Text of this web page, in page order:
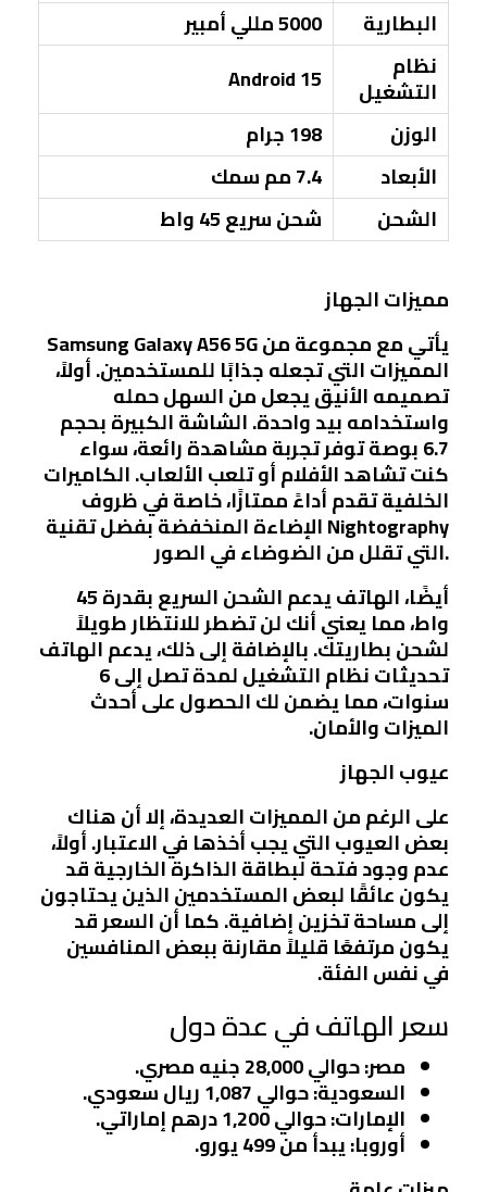
البطارية
5000 مللي أمبير
نظام
التشغيل
Android 15
الوزن
198 جرام
الأبعاد
7.4 مم سمك
الشحن
شحن سريع 45 واط
مميزات الجهاز
Samsung Galaxy A56 5G يأتي مع مجموعة من
المميزات التي تجعله جذابًا للمستخدمين. أولاً،
تصميمه الأنيق يجعل من السهل حمله
واستخدامه بيد واحدة. الشاشة الكبيرة بحجم
6.7 بوصة توفر تجربة مشاهدة رائعة، سواء
كنت تشاهد الأفلام أو تلعب الألعاب. الكاميرات
الخلفية تقدم أداءً ممتازًا، خاصة في ظروف
الإضاءة المنخفضة بفضل تقنية Nightography
التي تقلل من الضوضاء في الصور.
أيضًا، الهاتف يدعم الشحن السريع بقدرة 45
واط، مما يعني أنك لن تضطر للانتظار طويلاً
لشحن بطاريتك. بالإضافة إلى ذلك، يدعم الهاتف
تحديثات نظام التشغيل لمدة تصل إلى 6
سنوات، مما يضمن لك الحصول على أحدث
الميزات والأمان.
عيوب الجهاز
على الرغم من المميزات العديدة، إلا أن هناك
بعض العيوب التي يجب أخذها في الاعتبار. أولاً،
عدم وجود فتحة لبطاقة الذاكرة الخارجية قد
يكون عائقًا لبعض المستخدمين الذين يحتاجون
إلى مساحة تخزين إضافية. كما أن السعر قد
يكون مرتفعًا قليلاً مقارنة ببعض المنافسين
في نفس الفئة.
سعر الهاتف في عدة دول
مصر: حوالي 28,000 جنيه مصري.
السعودية: حوالي 1,087 ريال سعودي.
الإمارات: حوالي 1,200 درهم إماراتي.
أوروبا: يبدأ من 499 يورو.